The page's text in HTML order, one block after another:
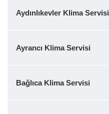
Aydınlıkevler Klima Servisi
Ayrancı Klima Servisi
Bağlıca Klima Servisi